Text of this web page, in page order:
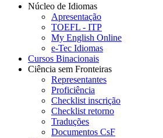
Núcleo de Idiomas
Apresentação
TOEFL - ITP
My English Online
e-Tec Idiomas
Cursos Binacionais
Ciência sem Fronteiras
Representantes
Proficiência
Checklist inscrição
Checklist retorno
Traduções
Documentos CsF